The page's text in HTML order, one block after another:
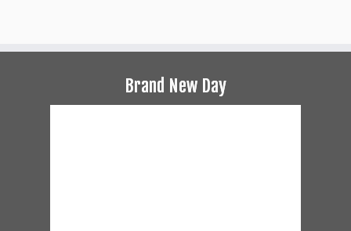
Brand New Day